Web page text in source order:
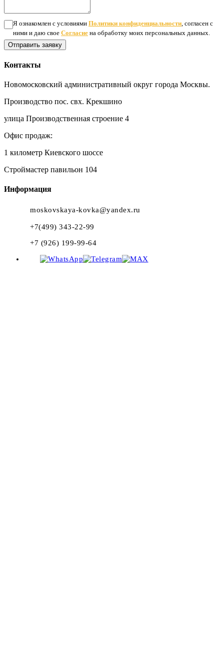
Я ознакомлен с условиями Политики конфиденциальности , согласен с
ними и даю свое Согласие на обработку моих персональных данных.
Отправить заявку
Контакты
Новомосковский административный округ города Москвы.
Производство пос. свх. Крекшино
улица Производственная строение 4
Офис продаж:
1 километр Киевского шоссе
Строймастер павильон 104
Информация
moskovskaya-kovka@yandex.ru
+7(499) 343-22-99
+7 (926) 199-99-64